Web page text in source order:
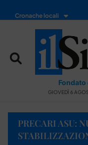
Cronache locali
GIOVEDÌ 6
PRECARI ASU: